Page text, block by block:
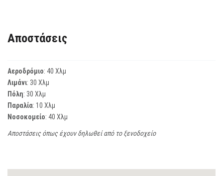
Αποστάσεις
Αεροδρόμιο: 40 Χλμ
Λιμάνι: 30 Χλμ
Πόλη: 30 Χλμ
Παραλία: 10 Χλμ
Νοσοκομείο: 40 Χλμ
Αποστάσεις όπως έχουν δηλωθεί από το ξενοδοχείο